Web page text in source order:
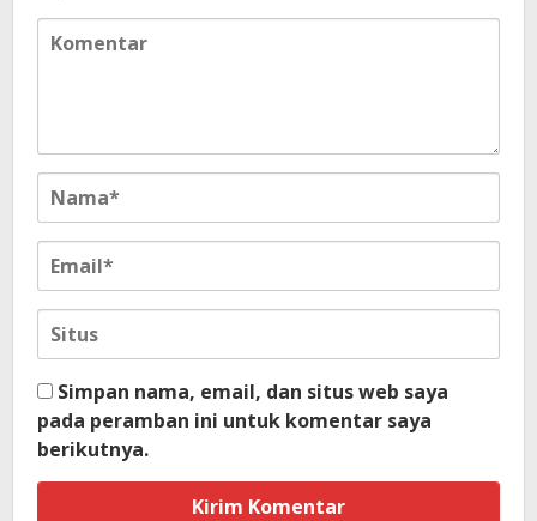
Simpan nama, email, dan situs web saya
pada peramban ini untuk komentar saya
berikutnya.